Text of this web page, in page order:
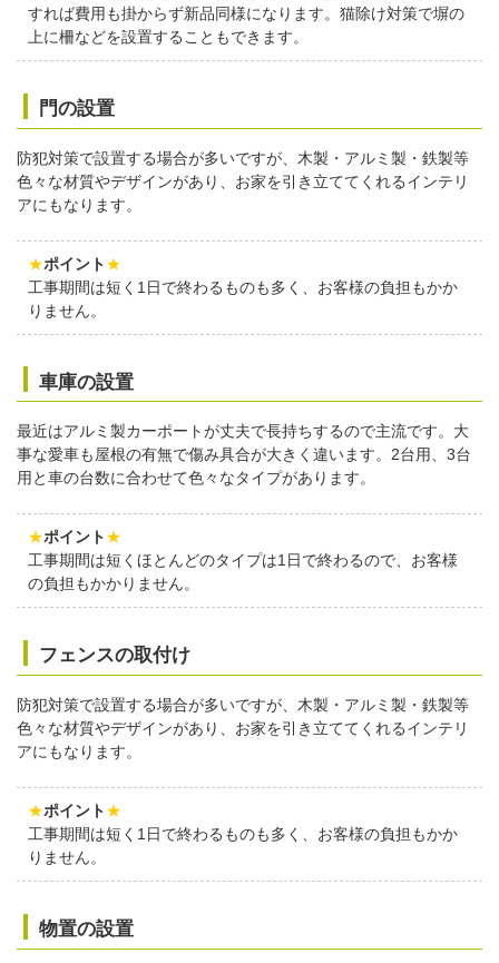
すれば費用も掛からず新品同様になります。猫除け対策で塀の
上に柵などを設置することもできます。
門の設置
防犯対策で設置する場合が多いですが、木製・アルミ製・鉄製等
色々な材質やデザインがあり、お家を引き立ててくれるインテリ
アにもなります。
★ポイント★
工事期間は短く1日で終わるものも多く、お客様の負担もかか
りません。
車庫の設置
最近はアルミ製カーポートが丈夫で長持ちするので主流です。大
事な愛車も屋根の有無で傷み具合が大きく違います。2台用、3台
用と車の台数に合わせて色々なタイプがあります。
★ポイント★
工事期間は短くほとんどのタイプは1日で終わるので、お客様
の負担もかかりません。
フェンスの取付け
防犯対策で設置する場合が多いですが、木製・アルミ製・鉄製等
色々な材質やデザインがあり、お家を引き立ててくれるインテリ
アにもなります。
★ポイント★
工事期間は短く1日で終わるものも多く、お客様の負担もかか
りません。
物置の設置